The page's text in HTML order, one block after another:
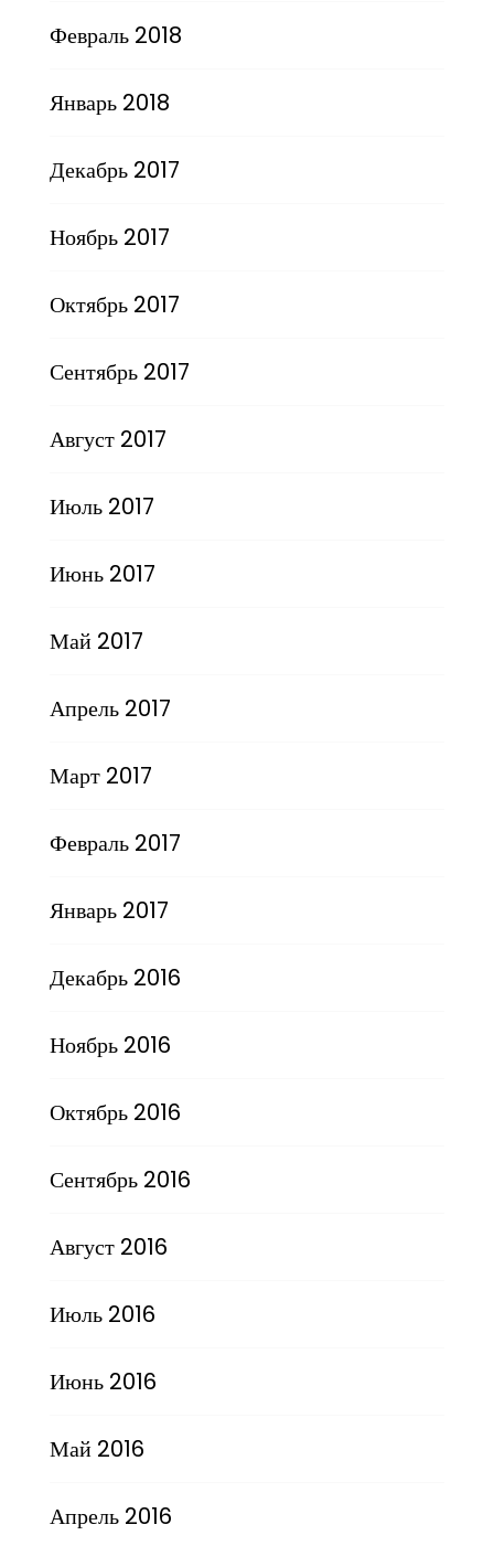
Февраль 2018
Январь 2018
Декабрь 2017
Ноябрь 2017
Октябрь 2017
Сентябрь 2017
Август 2017
Июль 2017
Июнь 2017
Май 2017
Апрель 2017
Март 2017
Февраль 2017
Январь 2017
Декабрь 2016
Ноябрь 2016
Октябрь 2016
Сентябрь 2016
Август 2016
Июль 2016
Июнь 2016
Май 2016
Апрель 2016